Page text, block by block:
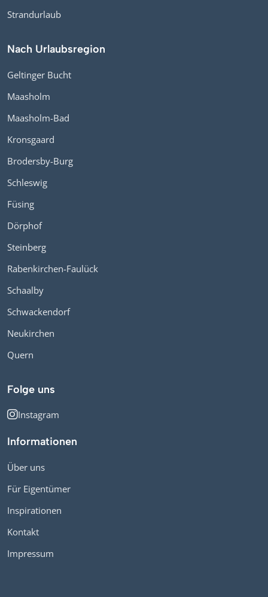
Strandurlaub
Nach Urlaubsregion
Geltinger Bucht
Maasholm
Maasholm-Bad
Kronsgaard
Brodersby-Burg
Schleswig
Füsing
Dörphof
Steinberg
Rabenkirchen-Faulück
Schaalby
Schwackendorf
Neukirchen
Quern
Folge uns
Instagram
Informationen
Über uns
Für Eigentümer
Inspirationen
Kontakt
Impressum